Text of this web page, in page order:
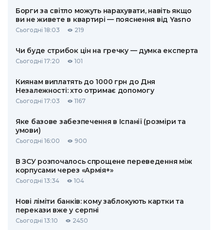
Борги за світло можуть нарахувати, навіть якщо
ви не живете в квартирі — пояснення від Yasno
Сьогодні 18:03 219
Чи буде стрибок цін на гречку — думка експерта
Сьогодні 17:20 101
Киянам виплатять до 1000 грн до Дня
Незалежності: хто отримає допомогу
Сьогодні 17:03 1167
Яке базове забезпечення в Іспанії (розміри та
умови)
Сьогодні 16:00 900
В ЗСУ розпочалось спрощене переведення між
корпусами через «Армія+»
Сьогодні 13:34 104
Нові ліміти банків: кому заблокують картки та
перекази вже у серпні
Сьогодні 13:10 2450